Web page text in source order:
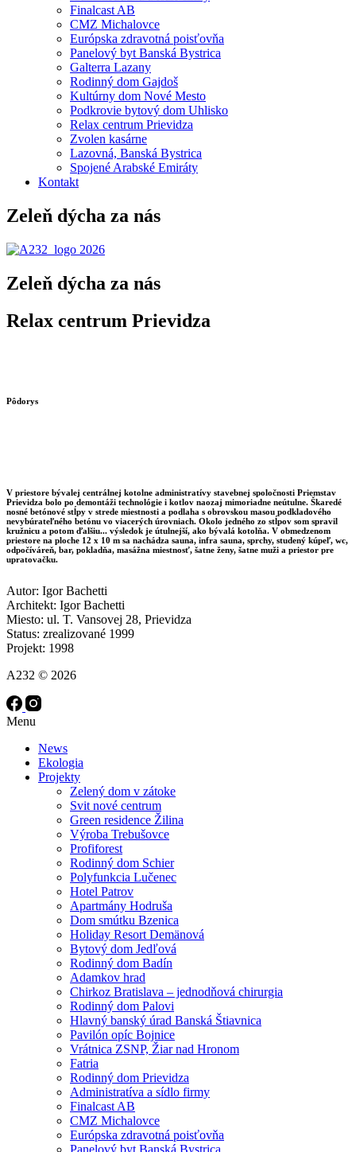
Finalcast AB
CMZ Michalovce
Európska zdravotná poisťovňa
Panelový byt Banská Bystrica
Galterra Lazany
Rodinný dom Gajdoš
Kultúrny dom Nové Mesto
Podkrovie bytový dom Uhlisko
Relax centrum Prievidza
Zvolen kasárne
Lazovná, Banská Bystrica
Spojené Arabské Emiráty
Kontakt
Zeleň dýcha za nás
Zeleň dýcha za nás
Relax centrum Prievidza
Pôdorys
V priestore bývalej centrálnej kotolne administratívy stavebnej spoločnosti Priemstav
Prievidza bolo po demontáži technológie i kotlov naozaj mimoriadne neútulne. Škaredé
nosné betónové stĺpy v strede miestnosti a podlaha s obrovskou masou podkladového
nevybúrateľného betónu vo viacerých úrovniach. Okolo jedného zo stĺpov som spravil
kružnicu a potom ďalšiu... výsledok je útulnejší, ako bývalá kotolňa. V obmedzenom
priestore na ploche 12 x 10 m sa nachádza sauna, infra sauna, sprchy, studený kúpeľ, wc,
odpočíváreň, bar, pokladňa, masážna miestnosť, šatne ženy, šatne muži a priestor pre
upratovačku.
Autor: Igor Bachetti
Architekt: Igor Bachetti
Miesto: ul. T. Vansovej 28, Prievidza
Status: zrealizované 1999
Projekt: 1998
A232 © 2026
Menu
News
Ekologia
Projekty
Zelený dom v zátoke
Svit nové centrum
Green residence Žilina
Výroba Trebušovce
Profiforest
Rodinný dom Schier
Polyfunkcia Lučenec
Hotel Patrov
Apartmány Hodruša
Dom smútku Bzenica
Holiday Resort Demänová
Bytový dom Jedľová
Rodinný dom Badín
Adamkov hrad
Chirkoz Bratislava – jednodňová chirurgia
Rodinný dom Palovi
Hlavný banský úrad Banská Štiavnica
Pavilón opíc Bojnice
Vrátnica ZSNP, Žiar nad Hronom
Fatria
Rodinný dom Prievidza
Administratíva a sídlo firmy
Finalcast AB
CMZ Michalovce
Európska zdravotná poisťovňa